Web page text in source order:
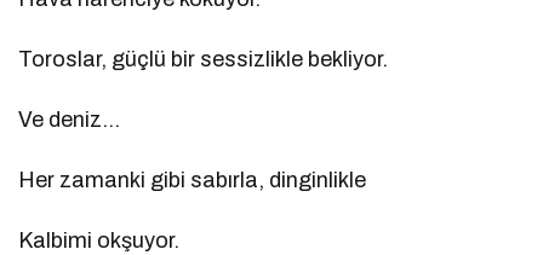
Toroslar, güçlü bir sessizlikle bekliyor.
Ve deniz…
Her zamanki gibi sabırla, dinginlikle
Kalbimi okşuyor.